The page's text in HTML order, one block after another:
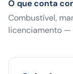
O que conta
Combustível,
licenciamento —